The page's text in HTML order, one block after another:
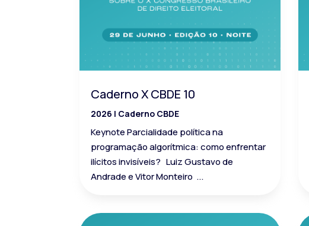
Caderno X CBDE 10
2026 | Caderno CBDE
Keynote Parcialidade política na
programação algorítmica: como enfrentar
ilícitos invisíveis? Luiz Gustavo de
Andrade e Vitor Monteiro ...